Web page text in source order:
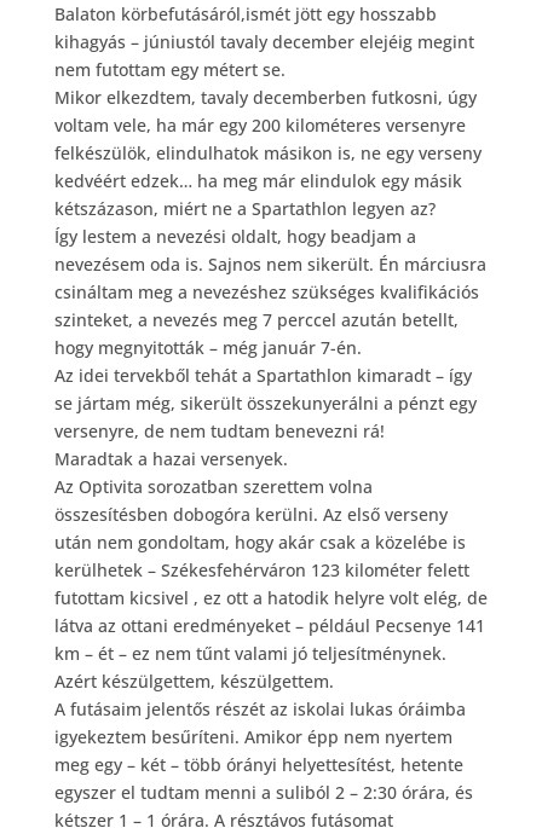
Balaton körbefutásáról,ismét jött egy hosszabb
kihagyás – júniustól tavaly december elejéig megint
nem futottam egy métert se.
Mikor elkezdtem, tavaly decemberben futkosni, úgy
voltam vele, ha már egy 200 kilométeres versenyre
felkészülök, elindulhatok másikon is, ne egy verseny
kedvéért edzek… ha meg már elindulok egy másik
kétszázason, miért ne a Spartathlon legyen az?
Így lestem a nevezési oldalt, hogy beadjam a
nevezésem oda is. Sajnos nem sikerült. Én márciusra
csináltam meg a nevezéshez szükséges kvalifikációs
szinteket, a nevezés meg 7 perccel azután betellt,
hogy megnyitották – még január 7-én.
Az idei tervekből tehát a Spartathlon kimaradt – így
se jártam még, sikerült összekunyerálni a pénzt egy
versenyre, de nem tudtam benevezni rá!
Maradtak a hazai versenyek.
Az Optivita sorozatban szerettem volna
összesítésben dobogóra kerülni. Az első verseny
után nem gondoltam, hogy akár csak a közelébe is
kerülhetek – Székesfehérváron 123 kilométer felett
futottam kicsivel , ez ott a hatodik helyre volt elég, de
látva az ottani eredményeket – például Pecsenye 141
km – ét – ez nem tűnt valami jó teljesítménynek.
Azért készülgettem, készülgettem.
A futásaim jelentős részét az iskolai lukas óráimba
igyekeztem besűríteni. Amikor épp nem nyertem
meg egy – két – több órányi helyettesítést, hetente
egyszer el tudtam menni a suliból 2 – 2:30 órára, és
kétszer 1 – 1 órára. A résztávos futásomat